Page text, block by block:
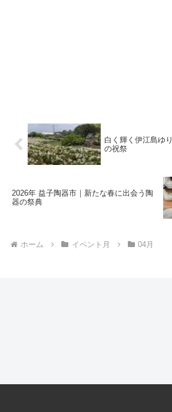
白く輝く伊江島ゆ
の祝祭
2026年 益子陶器市｜新たな春に出会う陶
器の祭典
ホーム イベント月 04月